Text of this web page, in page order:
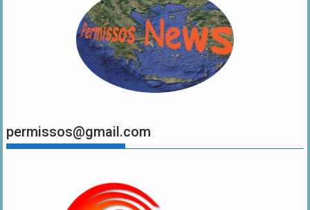
permissos@gmail.com